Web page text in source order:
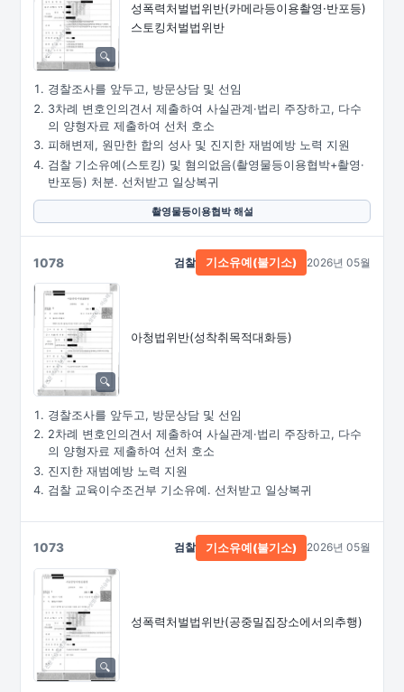
성폭력처벌법위반(카메라등이용촬영·반포등)
스토킹처벌법위반
경찰조사를 앞두고, 방문상담 및 선임
3차례 변호인의견서 제출하여 사실관계·법리 주장하고, 다수
의 양형자료 제출하여 선처 호소
피해변제, 원만한 합의 성사 및 진지한 재범예방 노력 지원
검찰 기소유예(스토킹) 및 혐의없음(촬영물등이용협박+촬영·
반포등) 처분. 선처받고 일상복귀
촬영물등이용협박 해설
1078
아청법위반(성착취목적대화등)
검찰 기소유예(불기소) 2026년 05월
경찰조사를 앞두고, 방문상담 및 선임
2차례 변호인의견서 제출하여 사실관계·법리 주장하고, 다수
의 양형자료 제출하여 선처 호소
진지한 재범예방 노력 지원
검찰 교육이수조건부 기소유예. 선처받고 일상복귀
1073
성폭력처벌법위반(공중밀집장소에서의추행)
검찰 기소유예(불기소) 2026년 05월